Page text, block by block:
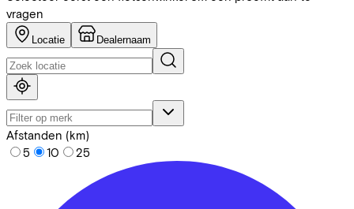
vragen
Locatie Dealernaam
Afstanden (km)
5
10 25